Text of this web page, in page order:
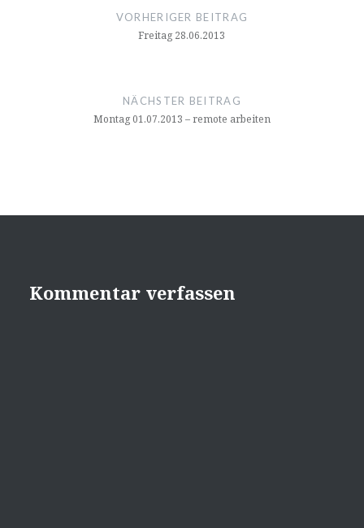
VORHERIGER BEITRAG
Freitag 28.06.2013
NÄCHSTER BEITRAG
Montag 01.07.2013 – remote arbeiten
Kommentar verfassen